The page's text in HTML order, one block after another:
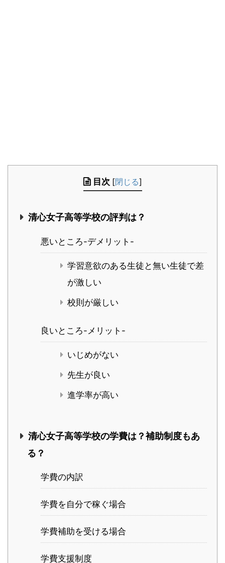
目次 [閉じる]
清心女子高等学校の評判は？
悪いところ-デメリット-
学習意欲のある生徒と無い生徒で差
が激しい
校則が厳しい
良いところ-メリット-
いじめがない
先生が良い
進学率が高い
清心女子高等学校の学費は？補助制度もあ
る？
学費の内訳
学費を自分で稼ぐ場合
学費補助を受ける場合
学費支援制度